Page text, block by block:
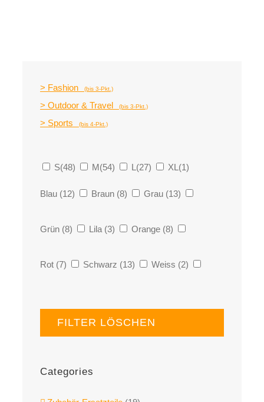
> Fashion (bis 3-Pkt.)
> Outdoor & Travel (bis 3-Pkt.)
> Sports (bis 4-Pkt.)
S(48) M(54) L (27) XL (1)
Blau (12) Braun (8) Grau (13)
Grün (8) Lila (3) Orange (8)
Rot (7) Schwarz (13) Weiss (2)
FILTER LÖSCHEN
Categories